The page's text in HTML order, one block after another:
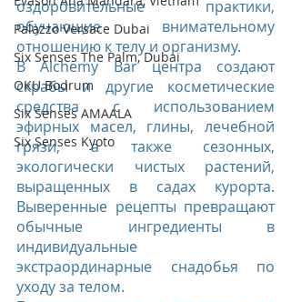
Palazzo Versace Dubai
Six Senses The Palm, Dubai
OKU Bodrum
Six Senses AMAALA
Six Senses Kyoto
оздоровительные практики,
обучающие внимательному
отношению к телу и организму.
В Alchemy Bar центра создают
скрабы и другие косметические
средства с использованием
эфирных масел, глины, лечебной
грязи, а также сезонных,
экологически чистых растений,
выращенных в садах курорта.
Выверенные рецепты превращают
обычные ингредиенты в
индивидуальные
экстраординарные снадобья по
уходу за телом.